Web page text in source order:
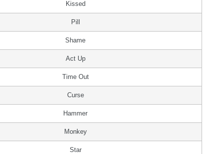
Kissed
Pill
Shame
Act Up
Time Out
Curse
Hammer
Monkey
Star